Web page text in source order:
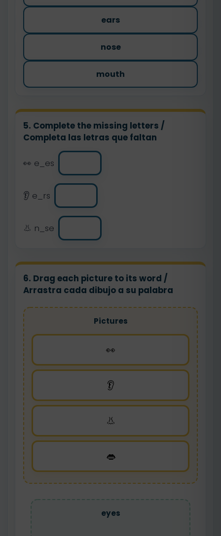
ears
nose
mouth
5. Complete the missing letters /
Completa las letras que faltan
👀 e_es
👂 e_rs
👃 n_se
6. Drag each picture to its word /
Arrastra cada dibujo a su palabra
Pictures
👀
👂
👃
👄
eyes